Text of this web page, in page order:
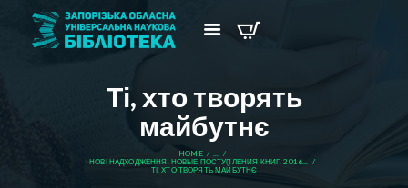
Ті, хто творять
майбутнє
HOME
...
НОВІ НАДХОДЖЕННЯ. НОВЫЕ ПОСТУПЛЕНИЯ КНИГ. 2016...
ТІ, ХТО ТВОРЯТЬ МАЙБУТНЄ